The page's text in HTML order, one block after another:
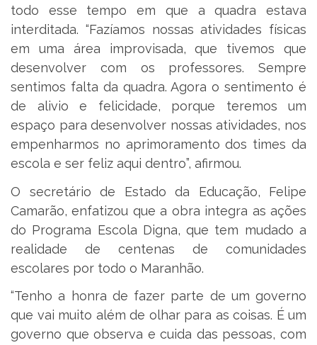
todo esse tempo em que a quadra estava
interditada. “Fazíamos nossas atividades físicas
em uma área improvisada, que tivemos que
desenvolver com os professores. Sempre
sentimos falta da quadra. Agora o sentimento é
de alivio e felicidade, porque teremos um
espaço para desenvolver nossas atividades, nos
empenharmos no aprimoramento dos times da
escola e ser feliz aqui dentro”, afirmou.
O secretário de Estado da Educação, Felipe
Camarão, enfatizou que a obra integra as ações
do Programa Escola Digna, que tem mudado a
realidade de centenas de comunidades
escolares por todo o Maranhão.
“Tenho a honra de fazer parte de um governo
que vai muito além de olhar para as coisas. É um
governo que observa e cuida das pessoas, com